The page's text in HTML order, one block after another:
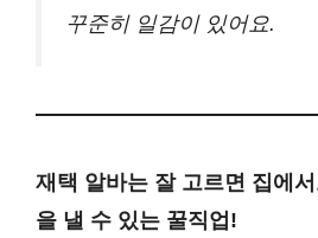
꾸준히 일감이 있어요.
재택 알바는 잘 고르면 집에
을 낼 수 있는 꿀직업!